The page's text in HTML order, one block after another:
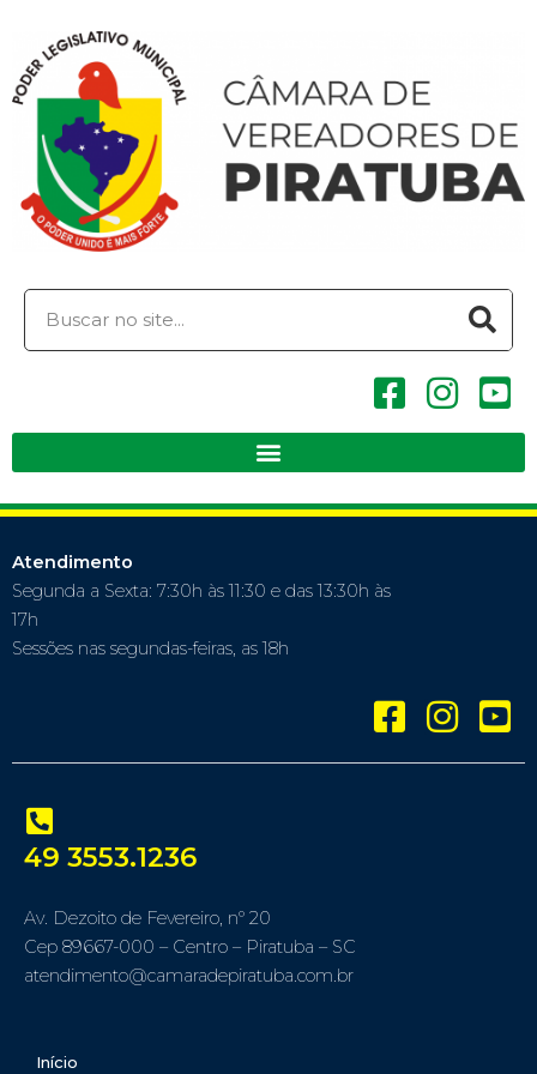
Atendimento
Segunda a Sexta: 7:30h às 11:30 e das 13:30h às
17h
Sessões nas segundas-feiras, as 18h
49 3553.1236
Av. Dezoito de Fevereiro, nº 20
Cep 89667-000 – Centro – Piratuba – SC
atendimento@camaradepiratuba.com.br
Início